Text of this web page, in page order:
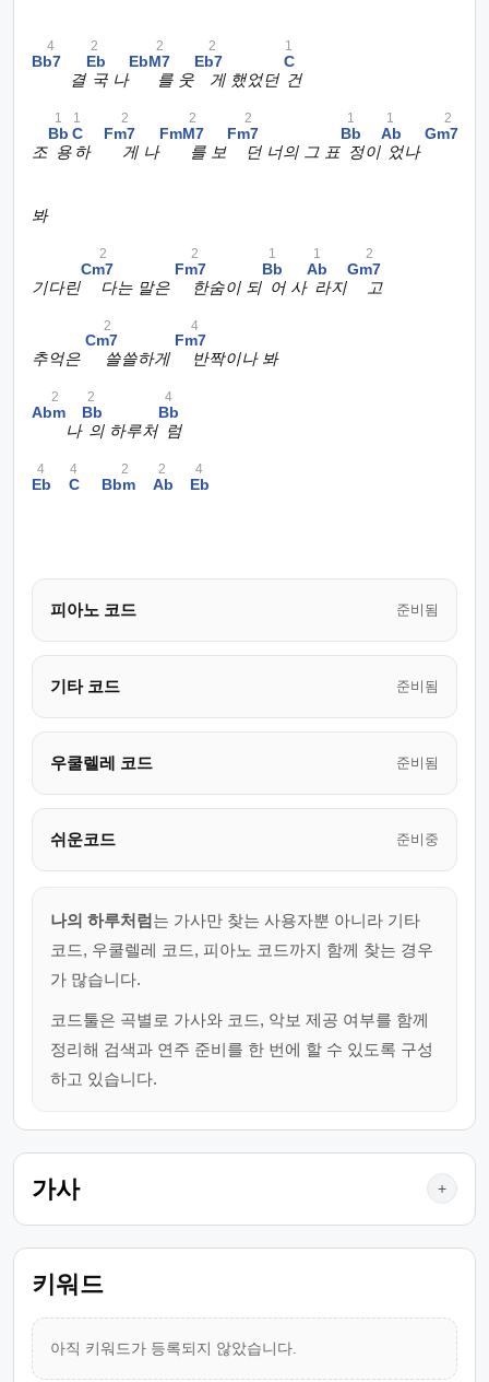
Bb7
4
결
Eb
2
국 나
EbM7
2
를 웃
Eb7
2
게 했었던
C
1
건
조
Bb
1
용
C
1
하
Fm7
2
게 나
FmM7
2
를 보
Fm7
2
던 너의 그 표
Bb
1
정이
Ab
1
었나
Gm7
2
봐
기다린
Cm7
2
다는 말은
Fm7
2
한숨이 되
Bb
1
어 사
Ab
1
라지
Gm7
2
고
추억은
Cm7
2
쓸쓸하게
Fm7
4
반짝이나 봐
Abm
2
나
Bb
2
의 하루처
Bb
4
럼
Eb
4
C
4
Bbm
2
Ab
2
Eb
4
피아노 코드 준비됨
기타 코드 준비됨
우쿨렐레 코드 준비됨
쉬운코드 준비중
나의 하루처럼는 가사만 찾는 사용자뿐 아니라 기타
코드, 우쿨렐레 코드, 피아노 코드까지 함께 찾는 경우
가 많습니다.
코드툴은 곡별로 가사와 코드, 악보 제공 여부를 함께
정리해 검색과 연주 준비를 한 번에 할 수 있도록 구성
하고 있습니다.
가사 +
키워드
아직 키워드가 등록되지 않았습니다.